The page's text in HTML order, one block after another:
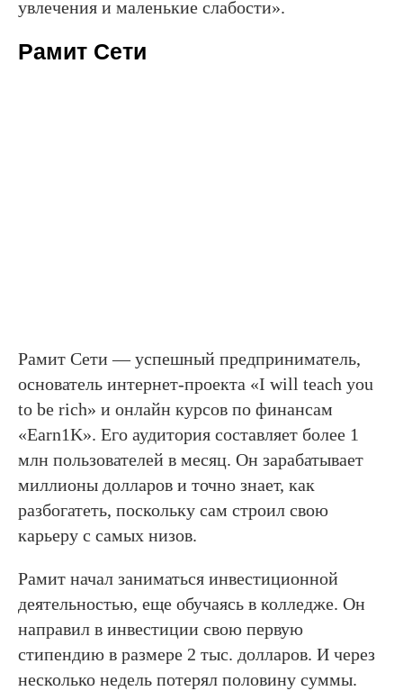
увлечения и маленькие слабости».
Рамит Сети
Рамит Сети — успешный предприниматель,
основатель интернет-проекта «I will teach you
to be rich» и онлайн курсов по финансам
«Earn1K». Его аудитория составляет более 1
млн пользователей в месяц. Он зарабатывает
миллионы долларов и точно знает, как
разбогатеть, поскольку сам строил свою
карьеру с самых низов.
Рамит начал заниматься инвестиционной
деятельностью, еще обучаясь в колледже. Он
направил в инвестиции свою первую
стипендию в размере 2 тыс. долларов. И через
несколько недель потерял половину суммы.